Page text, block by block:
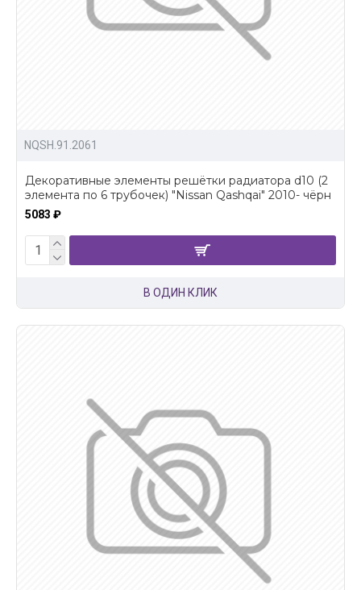
NQSH.91.2061
Декоративные элементы решётки радиатора d10 (2
элемента по 6 трубочек) "Nissan Qashqai" 2010- чёрн
5083 ₽
В ОДИН КЛИК